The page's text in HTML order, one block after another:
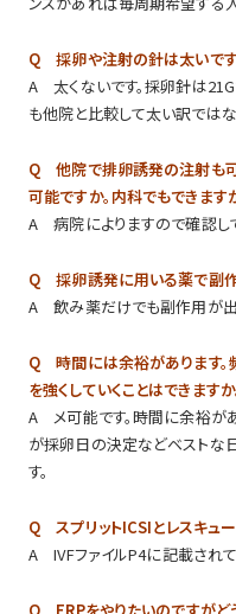
Q 採卵や注射の針は太いです
A 太くないです。採卵針は
も他院と比較して太い訳ではな
Q 他院で排卵誘発の注射も可
可能ですか。内科でもできます
A 病院によりますので確認し
Q 採卵誘発に用いる薬で副作
A 飲み薬だけでも副作用が出
Q 時間には余裕があります。
を強くしていくことはできますか
A メ可能です。時間に余裕が
が採卵日の決定などベストな
す。
Q スプリットICSIとレスキュ
A IVFファイルP4に記載され